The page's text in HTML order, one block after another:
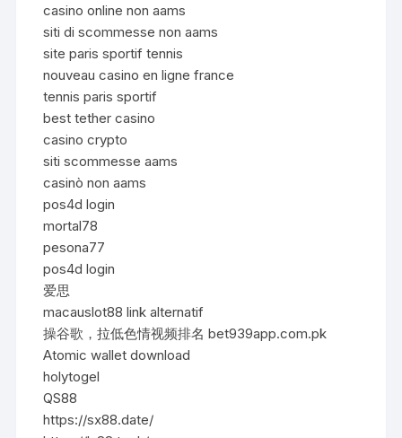
casino online non aams
siti di scommesse non aams
site paris sportif tennis
nouveau casino en ligne france
tennis paris sportif
best tether casino
casino crypto
siti scommesse aams
casinò non aams
pos4d login
mortal78
pesona77
pos4d login
爱思
macauslot88 link alternatif
操谷歌，拉低色情视频排名 bet939app.com.pk
Atomic wallet download
holytogel
QS88
https://sx88.date/